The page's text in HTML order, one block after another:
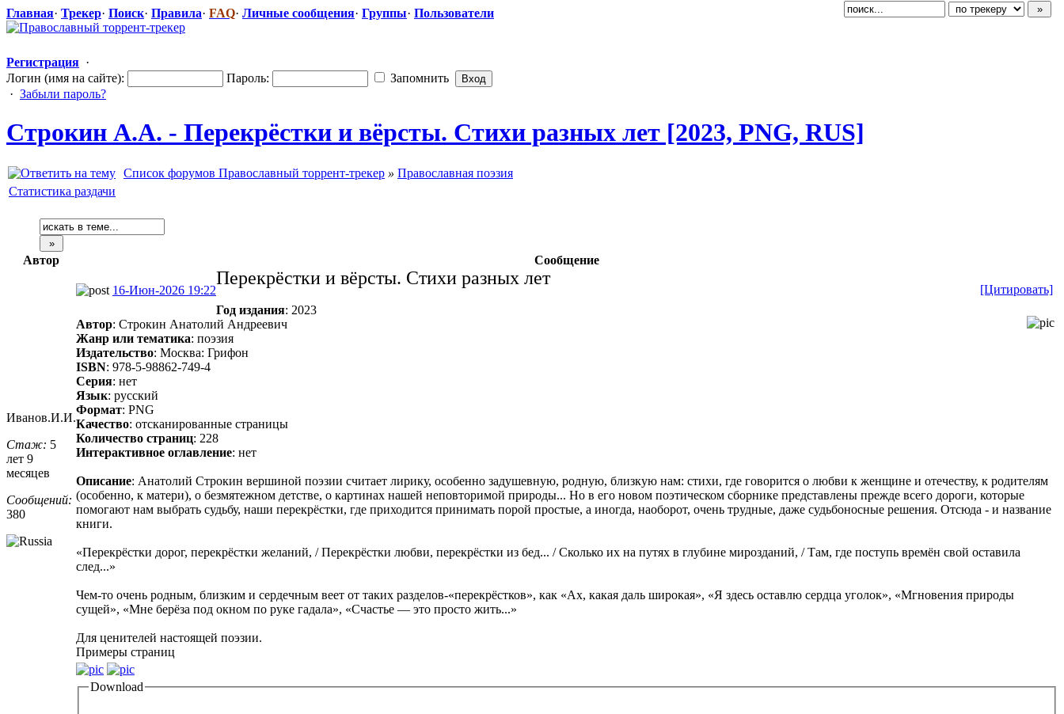
Главная· Трекер· Поиск· Правила· FAQ· Личные сообщения· Группы· Пользователи
Регистрация ·
Логин (имя на сайте):
Пароль:
Запомнить
· Забыли пароль?
Строкин А.А. - Перекрёстки и вёрсты. Стихи разных лет [2023, PNG, RUS]
Список форумов Православный торрент-трекер » Православная поэзия
Статистика раздачи
Автор Сообщение
Иванов.И.И.
Стаж: 5
лет 9
месяцев
Сообщений:
380
16-Июн-2026 19:22 [Цитировать]
Перекрёстки и вёрсты. Стихи разных лет
Год издания: 2023
Автор: Строкин Анатолий Андреевич
Жанр или тематика: поэзия
Издательство: Москва: Грифон
ISBN: 978-5-98862-749-4
Серия: нет
Язык: русский
Формат: PNG
Качество: отсканированные страницы
Количество страниц: 228
Интерактивное оглавление: нет
Описание: Анатолий Строкин вершиной поэзии считает лирику, особенно задушевную, родную, близкую нам: стихи, где говорится о любви к женщине и отечеству, к родителям
(особенно, к матери), о безмятежном детстве, о картинах нашей неповторимой природы... Но в его новом поэтическом сборнике представлены прежде всего дороги, которые
помогают нам выбрать судьбу, наши перекрёстки, где приходится принимать порой простые, а иногда, наоборот, очень трудные, даже судьбоносные решения. Отсюда - и название
книги.
«Перекрёстки дорог, перекрёстки желаний, / Перекрёстки любви, перекрёстки из бед... / Сколько их на путях в глубине мирозданий, / Там, где поступь времён свой оставила
след...»
Чем-то очень родным, близким и сердечным веет от таких разделов-«перекрёстков», как «Ах, какая даль широкая», «Я здесь оставлю сердца уголок», «Мгновения природы
сущей», «Мне берёза под окном по руке гадала», «Счастье — это просто жить...»
Для ценителей настоящей поэзии.
Примеры страниц
Download